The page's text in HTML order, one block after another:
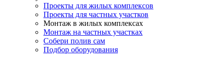
Проекты для жилых комплексов
Проекты для частных участков
Монтаж в жилых комплексах
Монтаж на частных участках
Собери полив сам
Подбор оборудования